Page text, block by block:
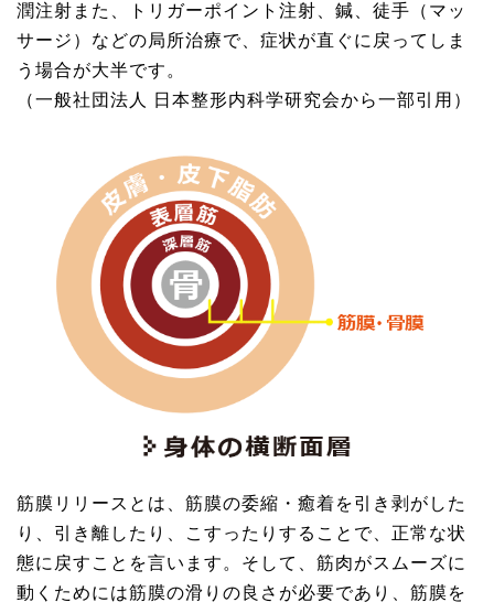
潤注射また、トリガーポイント注射、鍼、徒手（マッ
サージ）などの局所治療で、症状が直ぐに戻ってしま
う場合が大半です。
（一般社団法人 日本整形内科学研究会から一部引用）
筋膜リリースとは、筋膜の委縮・癒着を引き剥がした
り、引き離したり、こすったりすることで、正常な状
態に戻すことを言います。そして、筋肉がスムーズに
動くためには筋膜の滑りの良さが必要であり、筋膜を